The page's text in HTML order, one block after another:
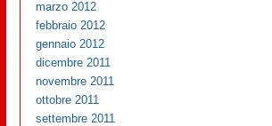
marzo 2012
febbraio 2012
gennaio 2012
dicembre 2011
novembre 2011
ottobre 2011
settembre 2011